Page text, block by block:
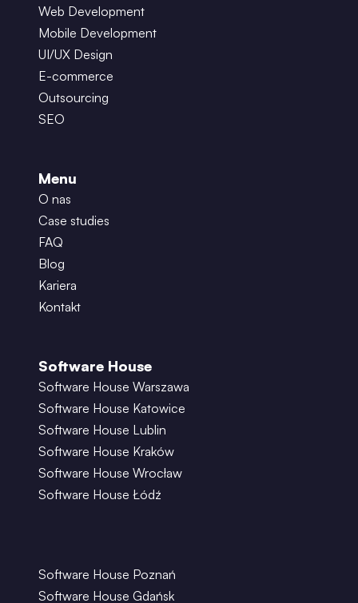
Web Development
Mobile Development
UI/UX Design
E-commerce
Outsourcing
SEO
Menu
O nas
Case studies
FAQ
Blog
Kariera
Kontakt
Software House
Software House Warszawa
Software House Katowice
Software House Lublin
Software House Kraków
Software House Wrocław
Software House Łódź
Software House Poznań
Software House Gdańsk